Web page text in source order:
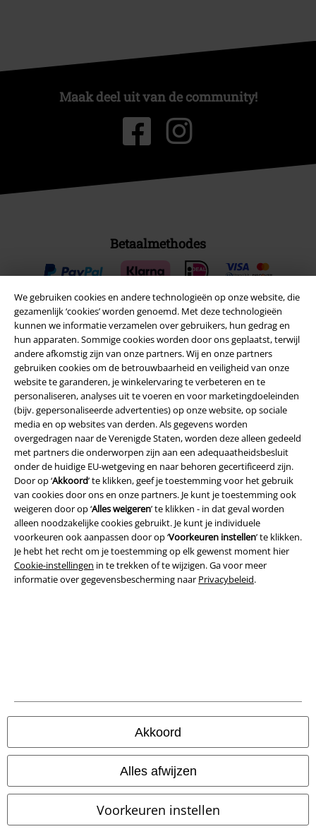
We gebruiken cookies en andere technologieën op onze website, die
gezamenlijk ‘cookies’ worden genoemd. Met deze technologieën
kunnen we informatie verzamelen over gebruikers, hun gedrag en
hun apparaten. Sommige cookies worden door ons geplaatst, terwijl
andere afkomstig zijn van onze partners. Wij en onze partners
gebruiken cookies om de betrouwbaarheid en veiligheid van onze
website te garanderen, je winkelervaring te verbeteren en te
personaliseren, analyses uit te voeren en voor marketingdoeleinden
(bijv. gepersonaliseerde advertenties) op onze website, op sociale
media en op websites van derden. Als gegevens worden
overgedragen naar de Verenigde Staten, worden deze alleen gedeeld
met partners die onderworpen zijn aan een adequaatheidsbesluit
onder de huidige EU-wetgeving en naar behoren gecertificeerd zijn.
Door op ‘Akkoord’ te klikken, geef je toestemming voor het gebruik
van cookies door ons en onze partners. Je kunt je toestemming ook
weigeren door op ‘Alles weigeren’ te klikken - in dat geval worden
alleen noodzakelijke cookies gebruikt. Je kunt je individuele
voorkeuren ook aanpassen door op ‘Voorkeuren instellen’ te klikken.
Je hebt het recht om je toestemming op elk gewenst moment hier
Cookie-instellingen in te trekken of te wijzigen. Ga voor meer
informatie over gegevensbescherming naar Privacybeleid.
Akkoord
Alles afwijzen
Voorkeuren instellen
Maak deel uit van de community!
Betaalmethodes
Verzending
PostNL Pickup
large app
Download gratis de nieuwe large app en profiteer van alle nieuwe
functies en voordelen!
A Warner Music Group Company